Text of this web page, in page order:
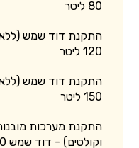
80 ליטר
התקנת דוד שמש
120 ליטר
התקנת דוד שמש
150 ליטר
התקנת מערכות